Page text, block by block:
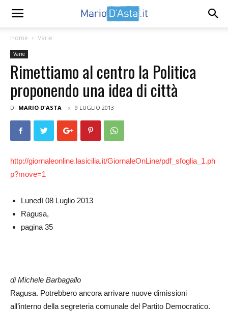
Home Varie
Varie
Rimettiamo al centro la Politica
proponendo una idea di città
DI MARIO D'ASTA 9 LUGLIO 2013
http://giornaleonline.lasicilia.it/GiornaleOnLine/pdf_sfoglia_1.ph
p?move=1
Lunedì 08 Luglio 2013
Ragusa,
pagina 35
di Michele Barbagallo
Ragusa. Potrebbero ancora arrivare nuove dimissioni
all’interno della segreteria comunale del Partito Democratico.